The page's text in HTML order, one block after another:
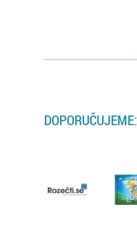
DOPORUČUJEME: